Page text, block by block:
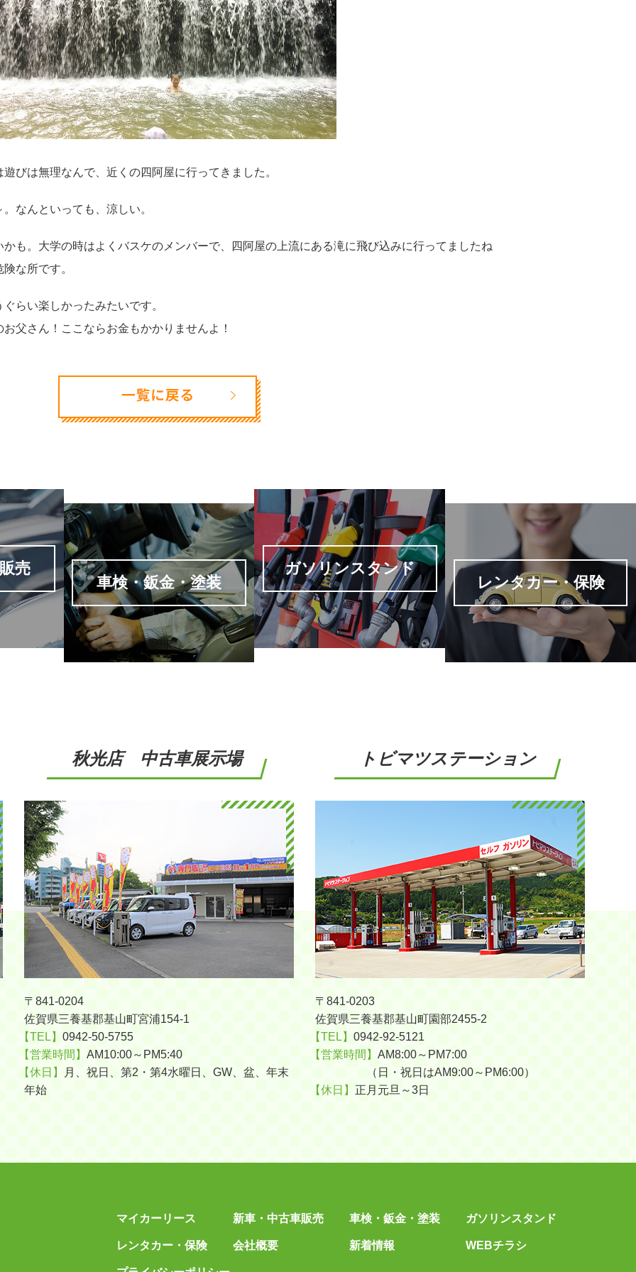
びは無理なんで、近くの四阿屋に行ってきました。
なんといっても、涼しい。
も。大学の時はよくバスケのメンバーで、四阿屋の上流にある滝に飛び込みに行ってましたね
な所です。
らい楽しかったみたいです。
父さん！ここならお金もかかりませんよ！
秋光店 中古車展示場
〒841-0204
佐賀県三養基郡基山町宮浦154-1
【TEL】 0942-50-5755
【営業時間】 AM10:00～PM5:40
【休日】
月、祝日、第2・第4水曜日、GW、盆、年末
年始
トビマツステーション
〒841-0203
佐賀県三養基郡基山町園部2455-2
【TEL】 0942-92-5121
【営業時間】 AM8:00～PM7:00
（日・祝日はAM9:00～PM6:00）
【休日】 正月元旦～3日
マイカーリース 新車・中古車販売 車検・鈑金・塗装 ガソリンスタンド
レンタカー・保険 会社概要 新着情報 WEBチラシ